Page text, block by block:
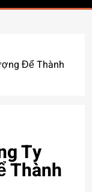
Để Thành
Ty
Thành